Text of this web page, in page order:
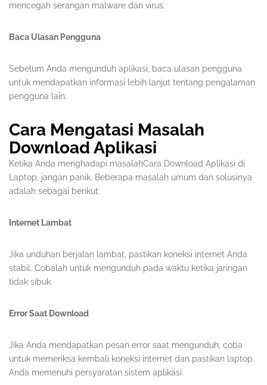
mencegah serangan malware dan virus.
Baca Ulasan Pengguna
Sebelum Anda mengunduh aplikasi, baca ulasan pengguna
untuk mendapatkan informasi lebih lanjut tentang pengalaman
pengguna lain.
Cara Mengatasi Masalah
Download Aplikasi
Ketika Anda menghadapi masalahCara Download Aplikasi di
Laptop, jangan panik. Beberapa masalah umum dan solusinya
adalah sebagai berikut:
Internet Lambat
Jika unduhan berjalan lambat, pastikan koneksi internet Anda
stabil. Cobalah untuk mengunduh pada waktu ketika jaringan
tidak sibuk.
Error Saat Download
Jika Anda mendapatkan pesan error saat mengunduh, coba
untuk memeriksa kembali koneksi internet dan pastikan laptop
Anda memenuhi persyaratan sistem aplikasi.